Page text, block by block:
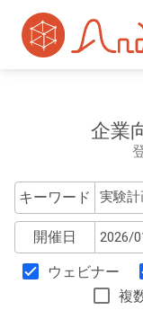
企業
キーワード
開催日
ウェビナー
複